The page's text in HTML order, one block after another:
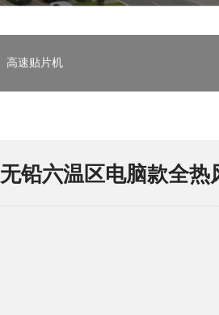
高速贴片机
无铅六温区电脑款全热